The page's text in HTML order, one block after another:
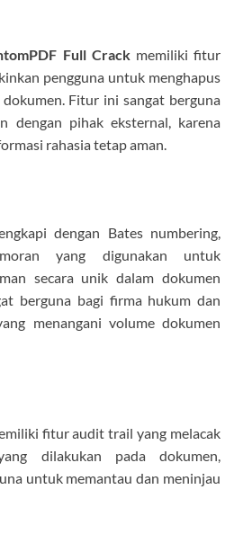
Full Crackmemiliki fitur
pengguna untuk menghapus
Fitur ini sangat berguna
dengan pihak eksternal, karena
rahasia tetap aman.
dengan Bates numbering,
yang digunakan untuk
secara unik dalam dokumen
berguna bagi firma hukum dan
menangani volume dokumen
fitur audit trail yang melacak
dilakukan pada dokumen,
untuk memantau dan meninjau